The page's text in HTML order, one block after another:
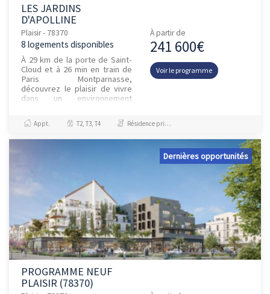
LES JARDINS
D'APOLLINE
Plaisir - 78370
8 logements disponibles
À 29 km de la porte de Saint-
Cloud et à 26 min en train de
Paris Montparnasse,
découvrez le plaisir de vivre
dans un environnement
et de vastes étendues
champêtr...
À partir de
241 600€
Voir le programme
Appt. T2, T3, T4 Résidence principale / PTZ
Dernières opportunités
PROGRAMME NEUF
PLAISIR (78370)